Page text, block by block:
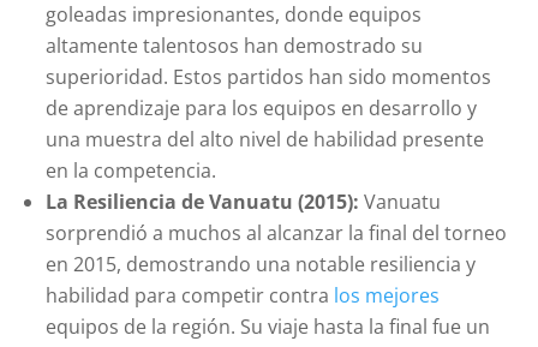
goleadas impresionantes, donde equipos
altamente talentosos han demostrado su
superioridad. Estos partidos han sido momentos
de aprendizaje para los equipos en desarrollo y
una muestra del alto nivel de habilidad presente
en la competencia.
La Resiliencia de Vanuatu (2015): Vanuatu
sorprendió a muchos al alcanzar la final del torneo
en 2015, demostrando una notable resiliencia y
habilidad para competir contra los mejores
equipos de la región. Su viaje hasta la final fue un